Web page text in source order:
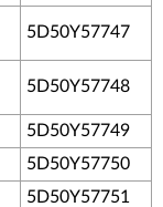
5D50Y57747
5D50Y57748
5D50Y57749
5D50Y57750
5D50Y57751